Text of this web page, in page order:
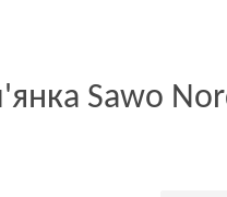
Sawo